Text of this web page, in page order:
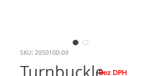
SKU: 2050100-09
Bez DPH